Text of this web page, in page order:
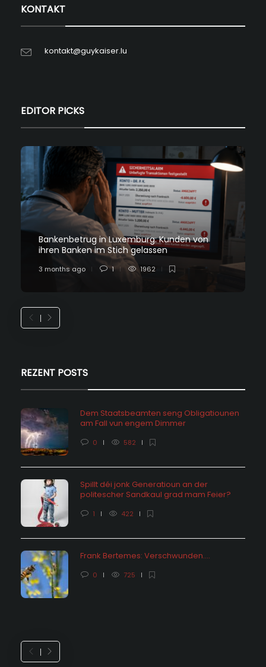
KONTAKT
kontakt@guykaiser.lu
EDITOR PICKS
Bankenbetrug in Luxemburg: Kunden von
ihren Banken im Stich gelassen
3 months ago 1 1962
REZENT POSTS
Dem Staatsbeamten seng Obligatiounen
am Fall vun engem Dimmer
0 582
Spillt déi jonk Generatioun an der
politescher Sandkaul grad mam Feier?
1 422
Frank Bertemes: Verschwunden….
0 725